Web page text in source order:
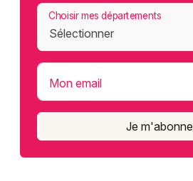
Choisir mes départements
Mon email
Je m'abonne